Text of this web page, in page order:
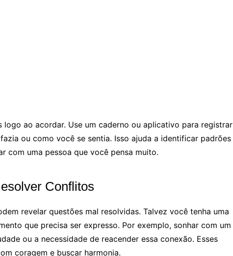
logo ao acordar. Use um caderno ou aplicativo para registrar
ou como você se sentia. Isso ajuda a identificar padrões
com uma pessoa que você pensa muito.
Conflitos
revelar questões mal resolvidas. Talvez você tenha uma
que precisa ser expresso. Por exemplo, sonhar com um
ou a necessidade de reacender essa conexão. Esses
coragem e buscar harmonia.